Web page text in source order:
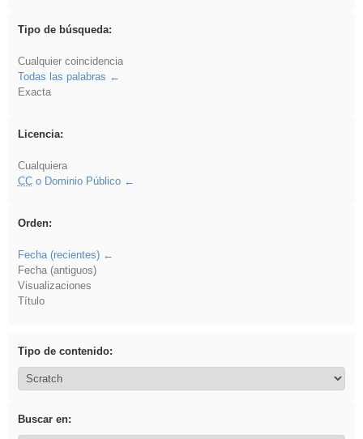
Tipo de búsqueda:
Cualquier coincidencia
Todas las palabras
Exacta
Licencia:
Cualquiera
CCo Dominio Público
Orden:
Fecha (recientes)
Fecha (antiguos)
Visualizaciones
Título
Tipo de contenido:
Buscar en: